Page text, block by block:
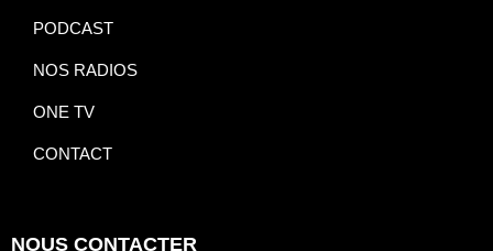
PODCAST
NOS RADIOS
ONE TV
CONTACT
NOUS CONTACTER